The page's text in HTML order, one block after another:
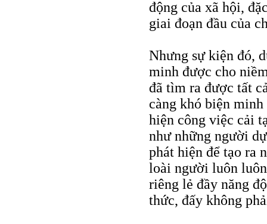
động của xã hội,
giai đoạn đầu của
Nhưng sự kiện đó,
minh được cho
đã tìm ra được tất
càng khó biện
hiện công việc cải
như những người
phát hiện để tạo ra
loài người luôn
riêng lẻ đầy năng
thức, đấy không